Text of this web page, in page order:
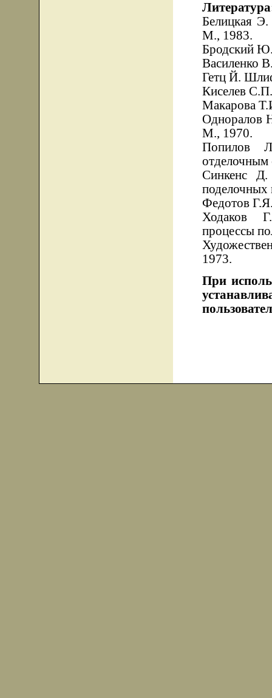
Белицкая Э.
М., 1983.
Бродский
Василенко
Гетц Й.
Киселев
Макарова
Одноралов
М., 1970.
Попилов
отделочным
Синкенс Д.
Федотов
Ходаков
процессы
1973.
При